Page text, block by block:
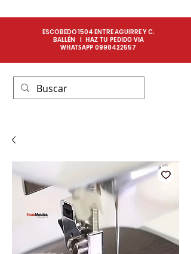
ESCOBEDO 1504 ENTRE AGUIRRE Y C.
BALLÉN I HAZ TU PEDIDO VIA
WHATSAPP 0998422557​